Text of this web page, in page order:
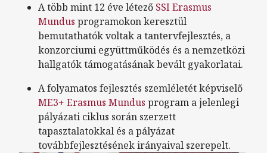
A több mint 12 éve létező SSI Erasmus
Mundus programokon keresztül
bemutathatók voltak a tantervfejlesztés, a
konzorciumi együttműködés és a nemzetközi
hallgatók támogatásának bevált gyakorlatai.
A folyamatos fejlesztés szemléletét képviselő
ME3+ Erasmus Mundus program a jelenlegi
pályázati ciklus során szerzett
tapasztalatokkal és a pályázat
továbbfejlesztésének irányaival szerepelt.